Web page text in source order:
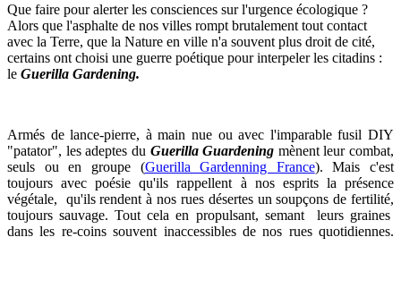
Que faire pour alerter les consciences sur l'urgence écologique ?
Alors que l'asphalte de nos villes rompt brutalement tout contact
avec la Terre, que la Nature en ville n'a souvent plus droit de cité,
certains ont choisi une guerre poétique pour interpeler les citadins :
le Guerilla Gardening.
Armés de lance-pierre, à main nue ou avec l'imparable fusil DIY
"patator", les adeptes du Guerilla Guardening mènent leur combat,
seuls ou en groupe (Guerilla Gardenning France). Mais c'est
toujours avec poésie qu'ils rappellent à nos esprits la présence
végétale, qu'ils rendent à nos rues désertes un soupçons de fertilité,
toujours sauvage. Tout cela en propulsant, semant leurs graines
dans les re-coins souvent inaccessibles de nos rues quotidiennes.